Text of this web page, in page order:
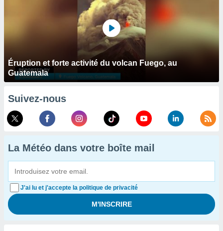
Éruption et forte activité du volcan Fuego, au
Guatemala
Suivez-nous
La Météo dans votre boîte mail
J'ai lu et j'accepte la politique de privacité